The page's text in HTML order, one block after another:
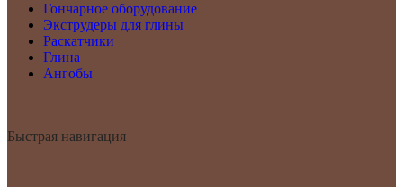
Гончарное оборудование
Экструдеры для глины
Раскатчики
Глина
Ангобы
Быстрая навигация